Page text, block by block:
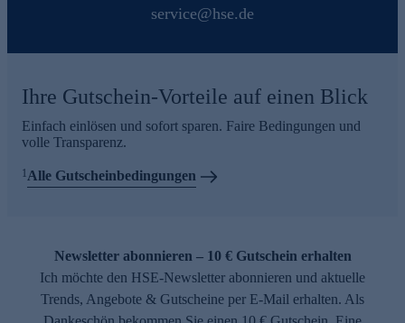
service@hse.de
Ihre Gutschein-Vorteile auf einen Blick
Einfach einlösen und sofort sparen. Faire Bedingungen und
volle Transparenz.
1 Alle Gutscheinbedingungen
Newsletter abonnieren – 10 € Gutschein erhalten
Ich möchte den HSE-Newsletter abonnieren und aktuelle
Trends, Angebote & Gutscheine per E-Mail erhalten. Als